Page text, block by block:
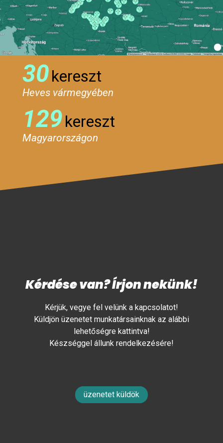
30kereszt
Heves vármegyében
129kereszt
Magyarországon
Kérdése van? Írjon nekünk!
Kérjük, vegye fel velünk a kapcsolatot!
Küldjön üzenetet munkatársainknak az alábbi
lehetőségre kattintva!
Készséggel állunk rendelkezésére!
üzenetet küldök